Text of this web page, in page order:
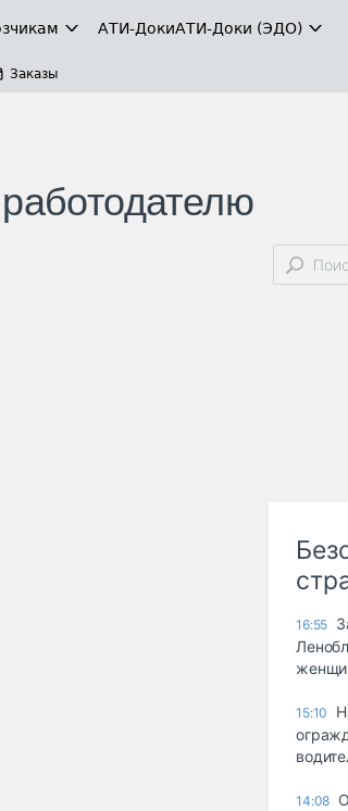
АТИ-ДокиАТИ-Доки (ЭДО)
Заказы
16:55
15:10
14:08